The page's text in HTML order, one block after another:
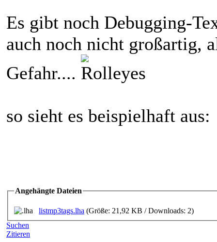
Es gibt noch Debugging-
auch noch nicht großartig,
Gefahr....
so sieht es beispielhaft aus:
Angehängte Dateien
listmp3tags.lha (Größe: 21,92 KB / Downloads: 2)
Suchen
Zitieren